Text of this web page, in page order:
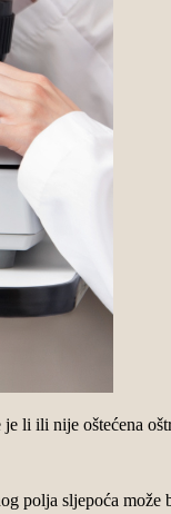
li ili nije oštećena
polja sljepoća